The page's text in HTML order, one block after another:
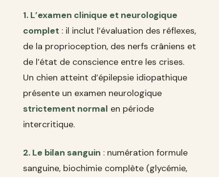
1. L’examen clinique et neurologique
complet : il inclut l’évaluation des réflexes,
de la proprioception, des nerfs crâniens et
de l’état de conscience entre les crises.
Un chien atteint d’épilepsie idiopathique
présente un examen neurologique
strictement normal en période
intercritique.
2. Le bilan sanguin : numération formule
sanguine, biochimie complète (glycémie,